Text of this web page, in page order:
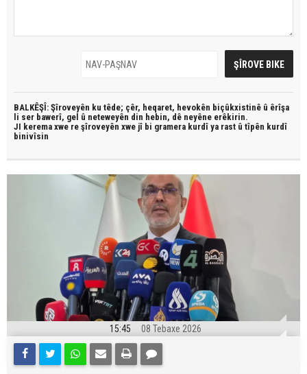
BALKÊŞÎ: Şîroveyên ku têde; çêr, heqaret, hevokên biçûkxistinê û êrîşa
li ser bawerî, gel û neteweyên din hebin, dê neyêne erêkirin.
JI kerema xwe re şîroveyên xwe jî bi gramera kurdî ya rast û tîpên kurdî
binivîsin
15:45 08 Tebaxe 2026